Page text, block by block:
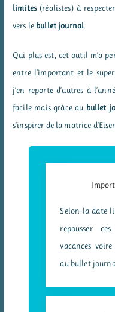
limites (réalistes) à
vers le bullet journal
Qui plus est, cet outil m’a
entre l’important et le
j’en reporte d’autres à
facile mais grâce au bullet
s’inspirer de la matrice
Selon la date
repousser
vacances voire
au bullet